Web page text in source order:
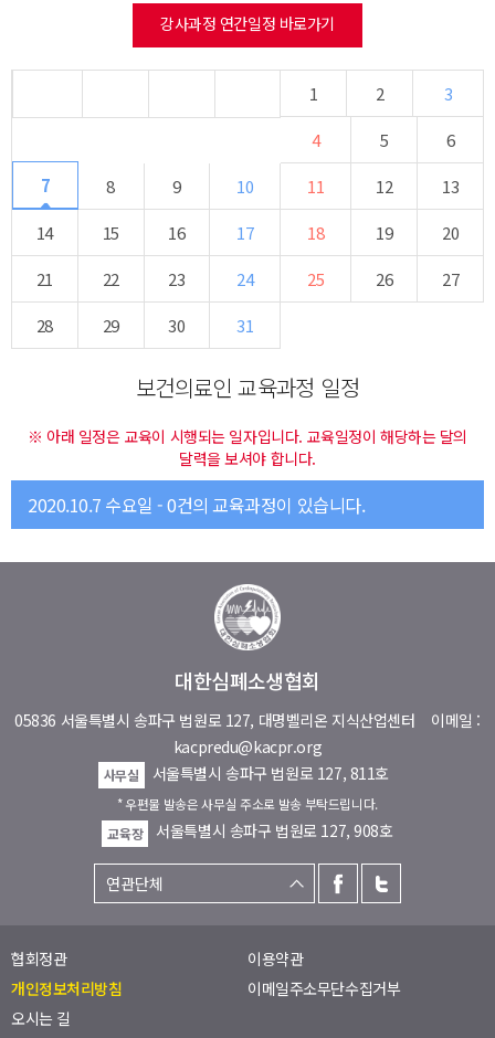
강사과정 연간일정 바로가기
1 2
3
4
5
6
7
8 9 10 11 12
13
14
15 16 17 18 19
20
21
22 23 24 25 26
27
28
29 30 31
보건의료인 교육과정 일정
※ 아래 일정은 교육이 시행되는 일자입니다. 교육일정이 해당하는 달의
달력을 보셔야 합니다.
2020.10.7 수요일 - 0건의 교육과정이 있습니다.
대한심폐소생협회
05836 서울특별시 송파구 법원로 127, 대명벨리온 지식산업센터 이메일 :
kacpredu@kacpr.org
사무실 서울특별시 송파구 법원로 127, 811호
* 우편물 발송은 사무실 주소로 발송 부탁드립니다.
교육장
서울특별시 송파구 법원로 127, 908호
협회정관
이용약관
개인정보처리방침
이메일주소무단수집거부
오시는 길